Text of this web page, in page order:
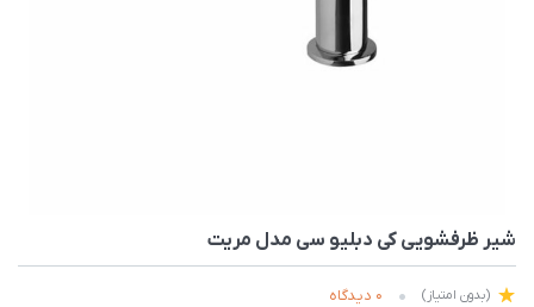
شیر ظرفشویی کی دبلیو سی مدل مریت
(بدون امتیاز) 0 دیدگاه